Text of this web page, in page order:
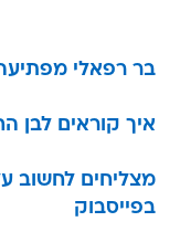
בר רפאלי
איך קוראים לבן
מצליחים לחשוב
בפייסבוק